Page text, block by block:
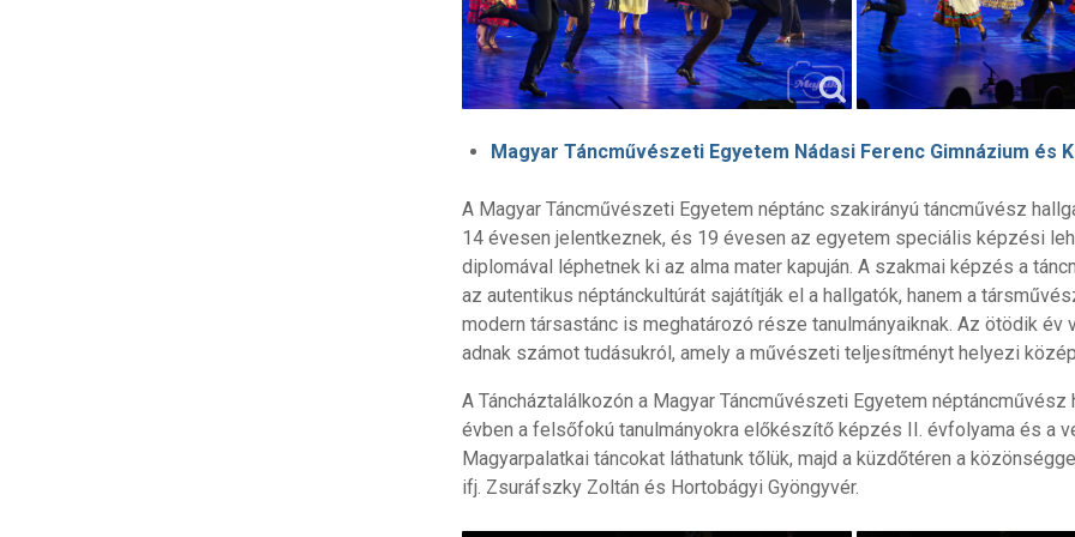
Magyar Táncművészeti Egyetem Nádasi Ferenc Gimnázium és
A Magyar Táncművészeti Egyetem néptánc szakirányú táncművész
14 évesen jelentkeznek, és 19 évesen az egyetem speciális képzési
diplomával léphetnek ki az alma mater kapuján. A szakmai képzés a
az autentikus néptánckultúrát sajátítják el a hallgatók, hanem a
modern társastánc is meghatározó része tanulmányaiknak. Az ötödik
adnak számot tudásukról, amely a művészeti teljesítményt helyezi
A Táncháztalálkozón a Magyar Táncművészeti Egyetem
évben a felsőfokú tanulmányokra előkészítő képzés II. évfolyama és a
Magyarpalatkai táncokat láthatunk tőlük, majd a küzdőtéren a
ifj. Zsuráfszky Zoltán és Hortobágyi Gyöngyvér.